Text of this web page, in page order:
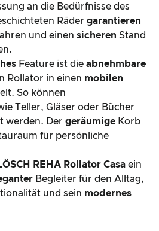
an die Bedürfnisse des
Räder garantieren
und einen sicheren Stand
Feature ist die abnehmbare
Rollator in einen mobilen
So können
Teller, Gläser oder Bücher
werden. Der geräumige Korb
für persönliche
REHA Rollator Casa ein
Begleiter für den Alltag,
und sein modernes